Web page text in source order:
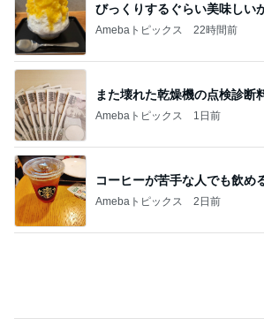
また壊れた乾燥機の点検診断
Amebaトピックス 1日前
コーヒーが苦手な人でも飲め
Amebaトピックス 2日前